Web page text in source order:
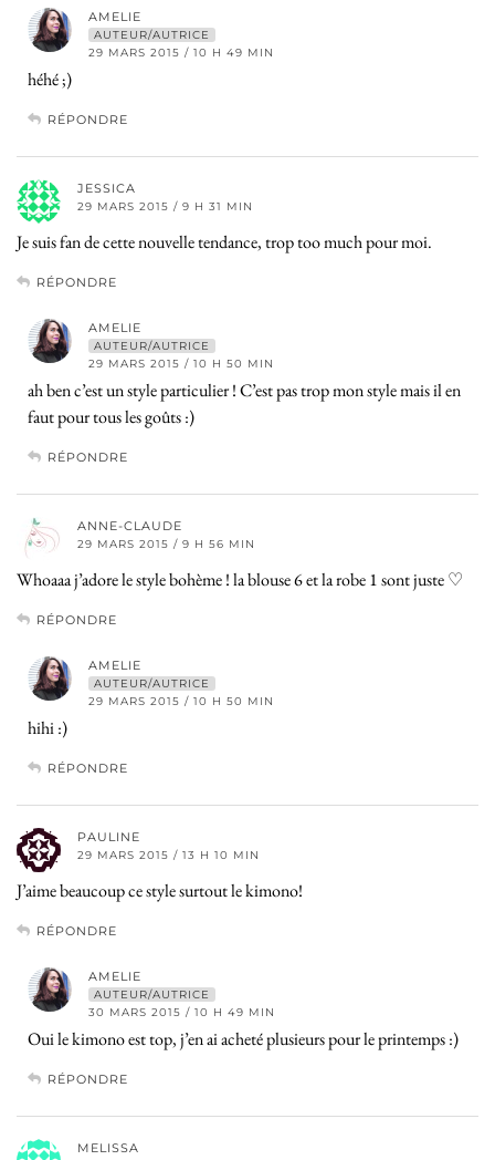
AMELIE
AUTEUR/AUTRICE
29 MARS 2015 / 10 H 49 MIN
héhé ;)
RÉPONDRE
JESSICA
29 MARS 2015 / 9 H 31 MIN
Je suis fan de cette nouvelle tendance, trop too much pour moi.
RÉPONDRE
AMELIE
AUTEUR/AUTRICE
29 MARS 2015 / 10 H 50 MIN
ah ben c’est un style particulier ! C’est pas trop mon style mais il en
faut pour tous les goûts :)
RÉPONDRE
ANNE-CLAUDE
29 MARS 2015 / 9 H 56 MIN
Whoaaa j’adore le style bohème ! la blouse 6 et la robe 1 sont juste ♡
RÉPONDRE
AMELIE
AUTEUR/AUTRICE
29 MARS 2015 / 10 H 50 MIN
hihi :)
RÉPONDRE
PAULINE
29 MARS 2015 / 13 H 10 MIN
J’aime beaucoup ce style surtout le kimono!
RÉPONDRE
AMELIE
AUTEUR/AUTRICE
30 MARS 2015 / 10 H 49 MIN
Oui le kimono est top, j’en ai acheté plusieurs pour le printemps :)
RÉPONDRE
MELISSA